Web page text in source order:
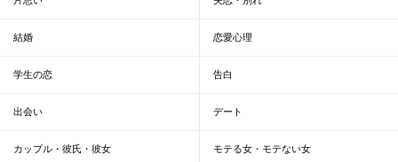
結婚 恋愛心理
学生の恋 告白
出会い デート
カップル・彼氏・彼女 モテる女・モテない女